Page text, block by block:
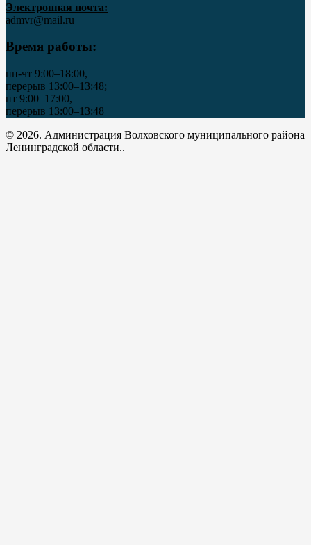
Электронная почта:
admvr@mail.ru
Время работы:
пн-чт 9:00–18:00,
перерыв 13:00–13:48;
пт 9:00–17:00,
перерыв 13:00–13:48
© 2026. Администрация Волховского муниципального района
Ленинградской области..